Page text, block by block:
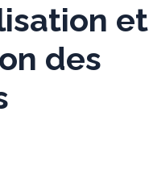
et
des